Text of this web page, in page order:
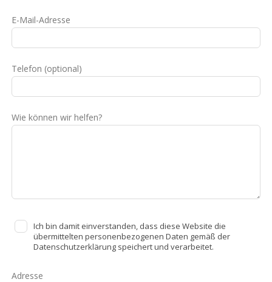
E-Mail-Adresse
Telefon (optional)
Wie können wir helfen?
Ich bin damit einverstanden, dass diese Website die
übermittelten personenbezogenen Daten gemäß der
Datenschutzerklärung speichert und verarbeitet.
Adresse